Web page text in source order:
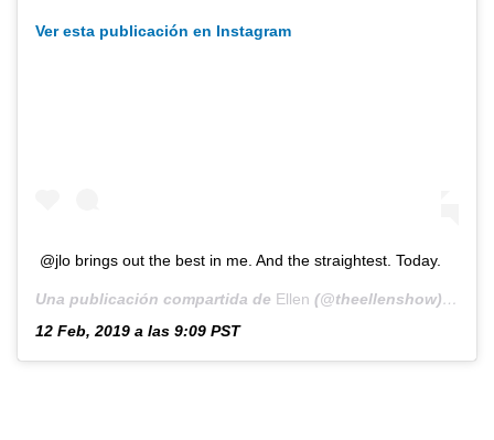
Ver esta publicación en Instagram
@jlo brings out the best in me. And the straightest. Today.
Una publicación compartida de Ellen (@theellenshow) el
12 Feb, 2019 a las 9:09 PST